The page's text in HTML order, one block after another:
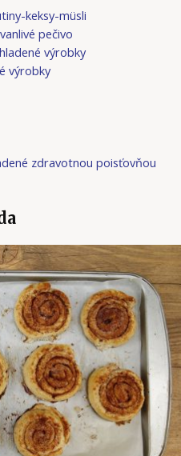
keksy-müsli
pečivo
výrobky
výrobky
zdravotnou poisťovňou